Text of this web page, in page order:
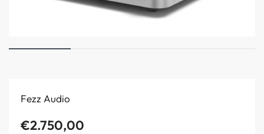
Fezz Audio
€2.750,00